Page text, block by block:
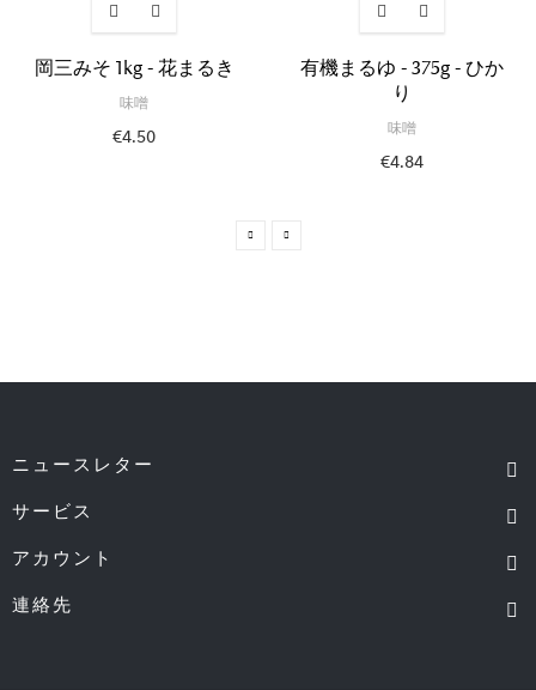
岡三みそ 1kg - 花まるき
味噌
€4.50
有機まるゆ - 375g - ひか
り
味噌
€4.84
ニュースレター
サービス
アカウント
連絡先